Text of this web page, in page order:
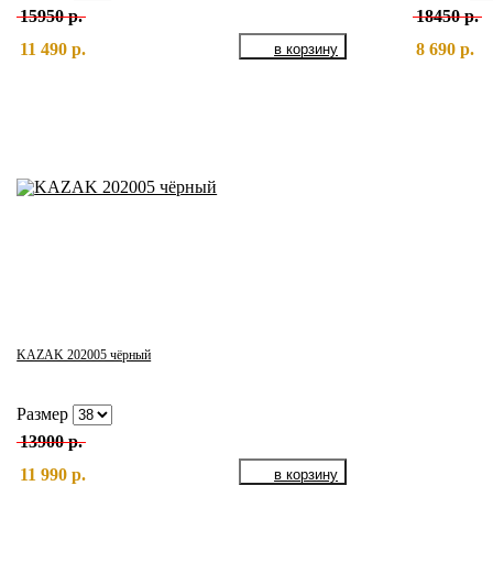
15950 р.
11 490 р.
18450 р.
8 690 р.
KAZAK 202005 чёрный
Размер
13900 р.
11 990 р.